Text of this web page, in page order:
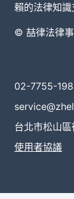
賴的法律知識
© 喆律法律
02-7755-
台北市松山
使用者協議